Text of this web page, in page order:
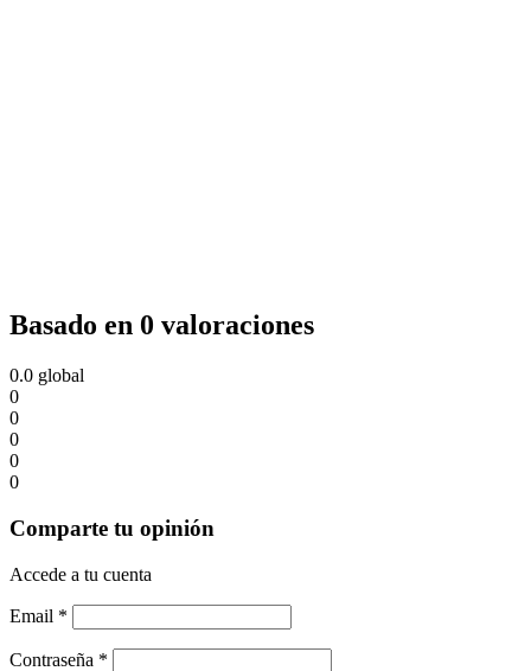
Basado en 0 valoraciones
0.0 global
0
0
0
0
0
Comparte tu opinión
Accede a tu cuenta
Email *
Contraseña *